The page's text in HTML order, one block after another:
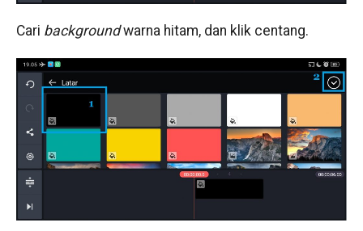
Cari backgroundwarna hitam, dan klik centang.